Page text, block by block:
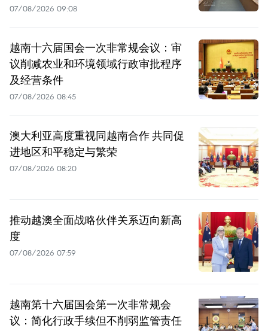
07/08/2026 09:08
越南十六届国会一次非常规会议：审
议削减农业和环境领域行政审批程序
及经营条件
07/08/2026 08:45
澳大利亚高度重视同越南合作 共同促
进地区和平稳定与繁荣
07/08/2026 08:20
推动越澳全面战略伙伴关系迈向新高
度
07/08/2026 07:59
越南第十六届国会第一次非常规会
议：简化行政手续但不削弱监管责任